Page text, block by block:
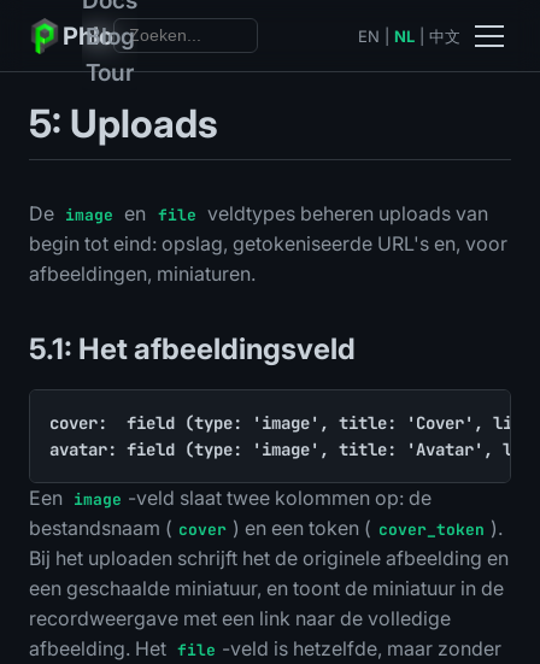
Phlo
Blog
Tour
EN NL| 中文
5: Uploads
De image en file veldtypes beheren uploads van
begin tot eind: opslag, getokeniseerde URL's en, voor
afbeeldingen, miniaturen.
5.1: Het afbeeldingsveld
cover:  field (type: 'image', title: 'Cover',
avatar: field (type: 'image', title: 'Avatar',
Een image -veld slaat twee kolommen op: de
bestandsnaam ( cover ) en een token ( cover_token ).
Bij het uploaden schrijft het de originele afbeelding en
een geschaalde miniatuur, en toont de miniatuur in de
recordweergave met een link naar de volledige
afbeelding. Het file -veld is hetzelfde, maar zonder